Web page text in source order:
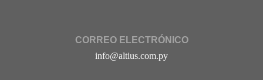
CORREO ELECTRÓNICO
info@altius.com.py